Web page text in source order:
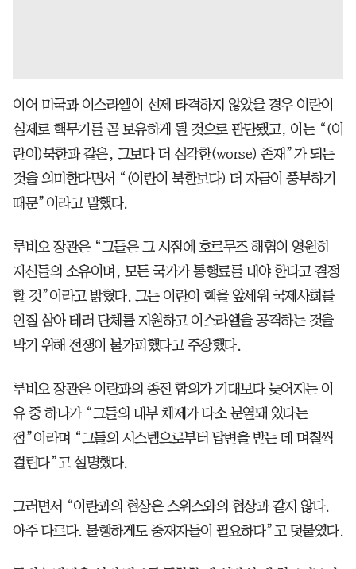
이어 미국과 이스라엘이 선제 타격하지 않았을 경우 이란이
실제로 핵무기를 곧 보유하게 될 것으로 판단됐고, 이는 “(이
란이)북한과 같은, 그보다 더 심각한(worse) 존재”가 되는
것을 의미한다면서 “(이란이 북한보다) 더 자금이 풍부하기
때문”이라고 말했다.
루비오 장관은 “그들은 그 시점에 호르무즈 해협이 영원히
자신들의 소유이며, 모든 국가가 통행료를 내야 한다고 결정
할 것”이라고 밝혔다. 그는 이란이 핵을 앞세워 국제사회를
인질 삼아 테러 단체를 지원하고 이스라엘을 공격하는 것을
막기 위해 전쟁이 불가피했다고 주장했다.
루비오 장관은 이란과의 종전 합의가 기대보다 늦어지는 이
유 중 하나가 “그들의 내부 체제가 다소 분열돼 있다는
점”이라며 “그들의 시스템으로부터 답변을 받는 데 며칠씩
걸린다”고 설명했다.
그러면서 “이란과의 협상은 스위스와의 협상과 같지 않다.
아주 다르다. 불행하게도 중재자들이 필요하다”고 덧붙였다.